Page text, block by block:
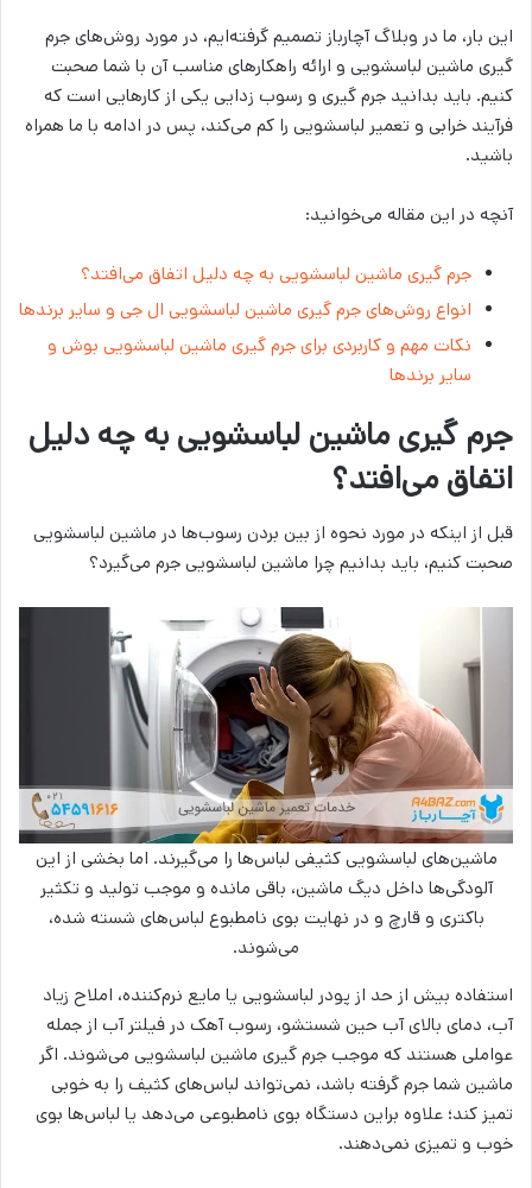
این بار، ما در وبلاگ آچارباز تصمیم گرفته‌ایم، در مورد روش‌های جرم
گیری ماشین لباسشویی و ارائه راهکارهای مناسب آن با شما صحبت
کنیم. باید بدانید جرم گیری و رسوب زدایی یکی از کارهایی است که
فرآیند خرابی و تعمیر لباسشویی را کم‌ می‌کند، پس در ادامه با ما همراه
باشید.
آنچه در این مقاله می‌خوانید:
جرم گیری ماشین لباسشویی به چه دلیل اتفاق می‌افتد؟
انواع روش‌های جرم گیری ماشین لباسشویی ال جی و سایر برندها
نکات مهم و کاربردی برای جرم گیری ماشین لباسشویی بوش و
سایر برندها
جرم گیری ماشین لباسشویی به چه دلیل
اتفاق می‌افتد؟
قبل از اینکه در مورد نحوه از بین بردن رسوب‌ها در ماشین لباسشویی
صحبت کنیم، باید بدانیم چرا ماشین لباسشویی جرم می‌گیرد؟
ماشین‌های لباسشویی کثیفی لباس‌ها را می‌گیرند. اما بخشی از این
آلودگی‌ها داخل دیگ ماشین، باقی مانده و موجب تولید و تکثیر
باکتری و قارچ و در نهایت بوی نامطبوع لباس‌های شسته شده،
می‌شوند.
استفاده بیش از حد از پودر لباسشویی یا مایع نرم‌کننده، املاح زیاد
آب، دمای بالای آب حین شستشو، رسوب آهک در فیلتر آب از جمله
عواملی هستند که موجب جرم گیری ماشین لباسشویی می‌شوند. اگر
ماشین شما جرم گرفته باشد، نمی‌تواند لباس‌های کثیف را به خوبی
تمیز کند؛ علاوه‌ براین دستگاه بوی نامطبوعی می‌دهد یا لباس‌ها بوی
خوب و تمیزی نمی‌دهند.